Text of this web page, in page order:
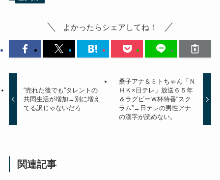
よかったらシェアしてね！
“売れた後でも”タレントの
共同生活が増加→別に増え
てる訳じゃないだろ
桑子アナ＆ミトちゃん「Ｎ
ＨＫ×日テレ」放送６５年
＆ラグビーＷ杯特番“スク
ラム”→日テレの男性アナ
の漢字が読めない。
関連記事